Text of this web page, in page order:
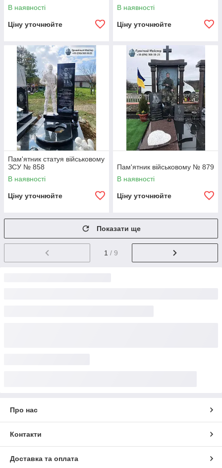
В наявності
Ціну уточнюйте
В наявності
Ціну уточнюйте
Пам'ятник статуя військовому
ЗСУ № 858
В наявності
Ціну уточнюйте
Пам'ятник військовому № 879
В наявності
Ціну уточнюйте
Показати ще
1 / 9
Про нас
Контакти
Доставка та оплата